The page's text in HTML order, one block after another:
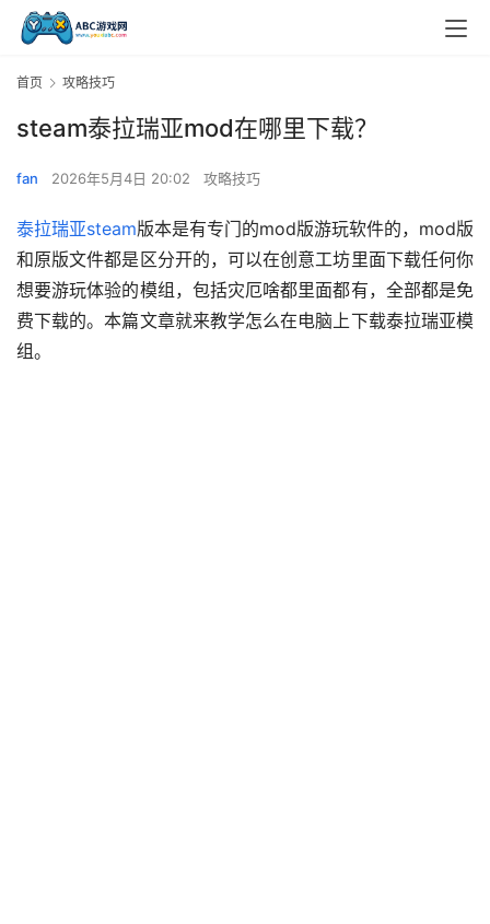
首页 攻略技巧
steam泰拉瑞亚mod在哪里下载？
fan 2026年5月4日 20:02 攻略技巧
泰拉瑞亚steam版本是有专门的mod版游玩软件的，mod版
和原版文件都是区分开的，可以在创意工坊里面下载任何你
想要游玩体验的模组，包括灾厄啥都里面都有，全部都是免
费下载的。本篇文章就来教学怎么在电脑上下载泰拉瑞亚模
组。